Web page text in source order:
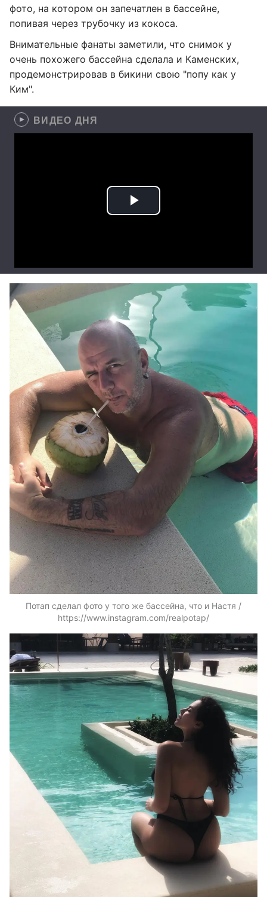
фото, на котором он запечатлен в бассейне,
попивая через трубочку из кокоса.
Внимательные фанаты заметили, что снимок у
очень похожего бассейна сделала и Каменских,
продемонстрировав в бикини свою "попу как у
Ким".
ВИДЕО ДНЯ
Потап сделал фото у того же бассейна, что и Настя /
https://www.instagram.com/realpotap/